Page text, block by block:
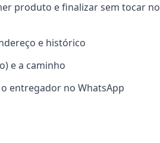
produto e finalizar sem tocar no
e histórico
e a caminho
entregador no WhatsApp